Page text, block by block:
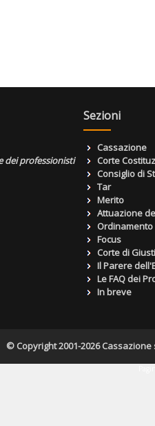
dei professionisti
Sezioni
Cassazione
Corte
Consiglio di
Tar
Merito
Attuazione
Focus
Corte di
Il Parere
Le FAQ dei
In breve
© Copyright 2001-2026 Cassazione